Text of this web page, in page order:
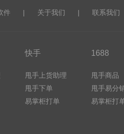
件 | 关于我们 | 联系我们
快手
甩手上货助理
甩手下单
易掌柜打单
1688
甩手商品
甩手易分
易掌柜打